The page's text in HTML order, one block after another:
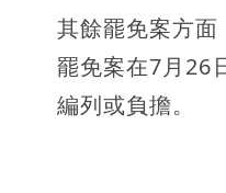
其餘罷免案方
罷免案在7月26
編列或負擔。